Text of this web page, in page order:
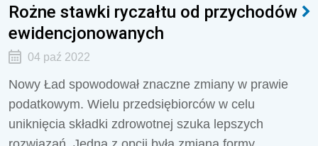
Rożne stawki ryczałtu od przychodów
ewidencjonowanych
04 paź 2022
Nowy Ład spowodował znaczne zmiany w prawie
podatkowym. Wielu przedsiębiorców w celu
uniknięcia składki zdrowotnej szuka lepszych